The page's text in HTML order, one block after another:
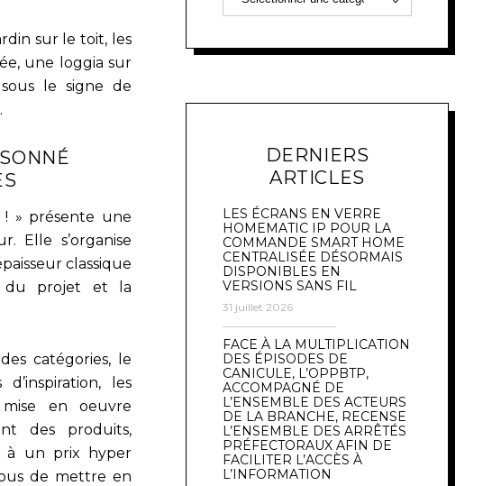
sur le toit, les
une loggia sur
le signe de
! » présente une
Elle s’organise
classique
du projet et la
catégories, le
les
en oeuvre
des produits,
à un prix hyper
de mettre en
DERNIERS
ARTICLES
LES ÉCRANS EN VERRE
HOMEMATIC IP POUR LA
COMMANDE SMART HOME
CENTRALISÉE DÉSORMAIS
DISPONIBLES EN
VERSIONS SANS FIL
31 juillet 2026
FACE À LA MULTIPLICATION
DES ÉPISODES DE
CANICULE, L’OPPBTP,
ACCOMPAGNÉ DE
L’ENSEMBLE DES ACTEURS
DE LA BRANCHE, RECENSE
L’ENSEMBLE DES ARRÊTÉS
PRÉFECTORAUX AFIN DE
FACILITER L’ACCÈS À
L’INFORMATION